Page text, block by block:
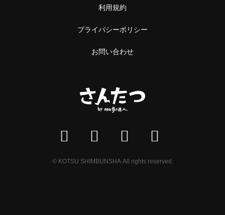
利用規約
プライバシーポリシー
お問い合わせ
© KOTSU SHIMBUNSHA All rights reserved.